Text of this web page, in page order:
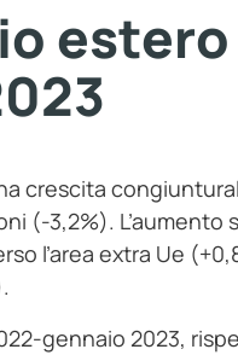
crescita
(-3,2%). L’aumento
l’area extra Ue
gennaio 2023,